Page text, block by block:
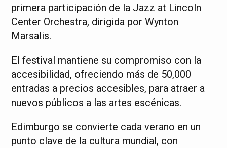
primera participación de la Jazz at Lincoln
Center Orchestra, dirigida por Wynton
Marsalis.
El festival mantiene su compromiso con la
accesibilidad, ofreciendo más de 50,000
entradas a precios accesibles, para atraer a
nuevos públicos a las artes escénicas.
Edimburgo se convierte cada verano en un
punto clave de la cultura mundial, con